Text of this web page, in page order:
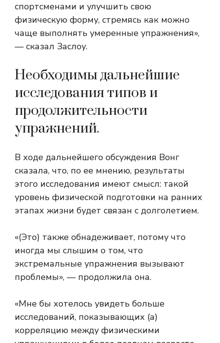
спортсменами и улучшить свою
физическую форму, стремясь как можно
чаще выполнять умеренные упражнения»,
— сказал Заслоу.
Необходимы дальнейшие
исследования типов и
продолжительности
упражнений.
В ходе дальнейшего обсуждения Вонг
сказала, что, по ее мнению, результаты
этого исследования имеют смысл: такой
уровень физической подготовки на ранних
этапах жизни будет связан с долголетием.
«(Это) также обнадеживает, потому что
иногда мы слышим о том, что
экстремальные упражнения вызывают
проблемы», — продолжила она.
«Мне бы хотелось увидеть больше
исследований, показывающих (а)
корреляцию между физическими